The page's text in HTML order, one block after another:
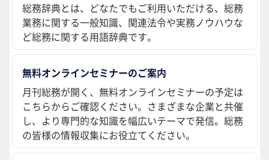
総務辞典とは、どなたでもご利用いただける、総務
業務に関する一般知識、関連法令や実務ノウハウな
ど総務に関する用語辞典です。
無料オンラインセミナーのご案内
月刊総務が開く、無料オンラインセミナーの予定は
こちらからご確認ください。さまざまな企業と共催
し、より専門的な知識を幅広いテーマで発信。総務
の皆様の情報収集にお役立てください。